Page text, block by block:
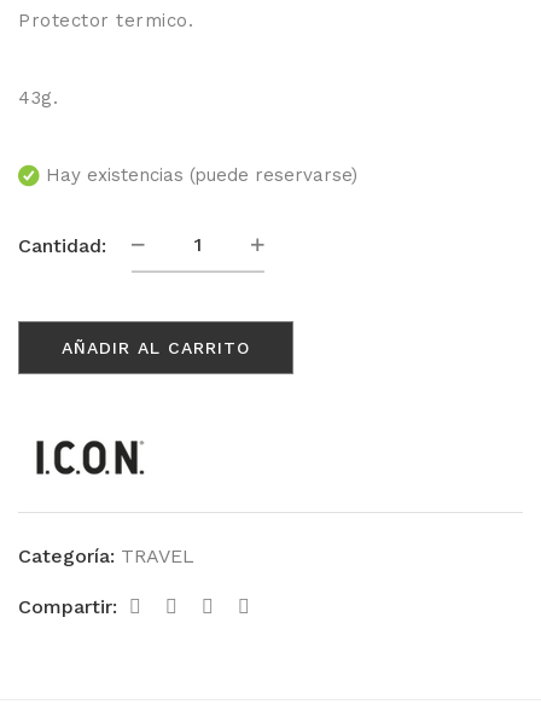
Protector termico.
43g.
Hay existencias (puede reservarse)
Cantidad:
Airshine
Travel
AÑADIR AL CARRITO
Categoría: TRAVEL
Compartir: